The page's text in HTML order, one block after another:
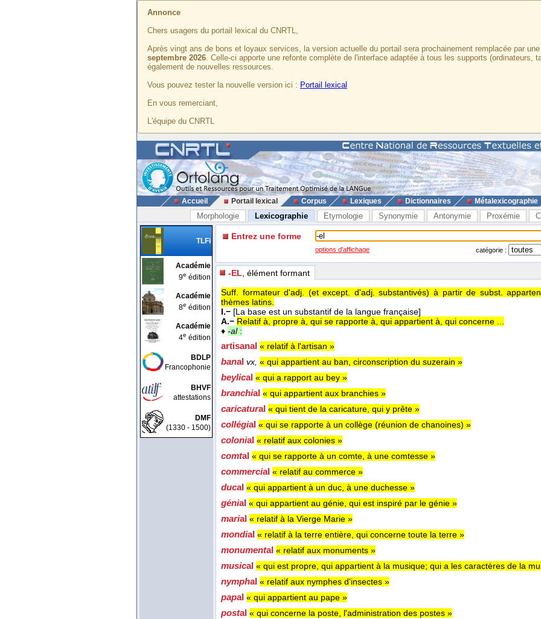
Annonce
Chers usagers du portail lexical du CNRTL,
Après vingt ans de bons et loyaux services, la version actuelle du portail sera prochainement remplacée par
septembre 2026. Celle-ci apporte une refonte complète de l'interface adaptée à tous les supports (ordinateurs,
également de nouvelles ressources.
Vous pouvez tester la nouvelle version ici : Portail lexical
En vous remerciant,
L'équipe du CNRTL
Accueil Portail lexical Corpus Lexiques Dictionnaires Métalexicographie
Morphologie Lexicographie Etymologie Synonymie Antonymie Proxémie
TLFi
Académie
9e édition
Académie
8e édition
Académie
4e édition
BDLP
Francophonie
BHVF
attestations
DMF
(1330 - 1500)
Entrez une forme
options d'affichage catégorie :
-EL , élément formant
Suff. formateur d'adj. (et except. d'adj. substantivés) à partir de subst.
thèmes latins.
I.− [La base est un substantif de la langue française]
A.− Relatif à, propre à, qui se rapporte à, qui appartient à, qui concerne ...
♦ -al:
artisanal « relatif à l'artisan »
banal vx, « qui appartient au ban, circonscription du suzerain »
beylical « qui a rapport au bey »
branchial « qui appartient aux branchies »
caricatural « qui tient de la caricature, qui y prête »
collégial « qui se rapporte à un collège (réunion de chanoines) »
colonial « relatif aux colonies »
comtal « qui se rapporte à un comte, à une comtesse »
commercial « relatif au commerce »
ducal « qui appartient à un duc, à une duchesse »
génial « qui appartient au génie, qui est inspiré par le génie »
marial « relatif à la Vierge Marie »
mondial « relatif à la terre entière, qui concerne toute la terre »
monumental « relatif aux monuments »
musical « qui est propre, qui appartient à la musique; qui a les caractères de la
nymphal « relatif aux nymphes d'insectes »
papal « qui appartient au pape »
postal « qui concerne la poste, l'administration des postes »